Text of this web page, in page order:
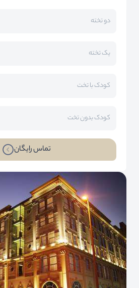
دو تخته
یک تخته
کودک با تخت
کودک بدون تخت
تماس رایگان